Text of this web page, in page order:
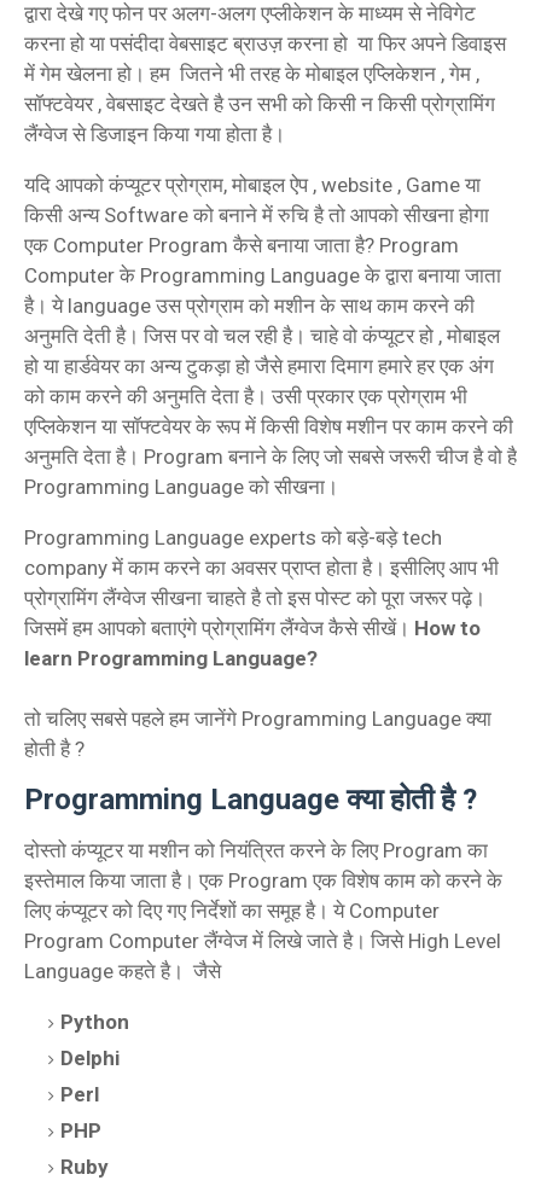
द्वारा देखे गए फोन पर अलग-अलग एप्लीकेशन के माध्यम से नेविगेट
करना हो या पसंदीदा वेबसाइट ब्राउज़ करना हो या फिर अपने डिवाइस
में गेम खेलना हो। हम जितने भी तरह के मोबाइल एप्लिकेशन , गेम ,
सॉफ्टवेयर , वेबसाइट देखते है उन सभी को किसी न किसी प्रोग्रामिंग
लैंग्वेज से डिजाइन किया गया होता है।
यदि आपको कंप्यूटर प्रोग्राम, मोबाइल ऐप , website , Game या
किसी अन्य Software को बनाने में रुचि है तो आपको सीखना होगा
एक Computer Program कैसे बनाया जाता है? Program
Computer के Programming Language के द्वारा बनाया जाता
है। ये language उस प्रोग्राम को मशीन के साथ काम करने की
अनुमति देती है। जिस पर वो चल रही है। चाहे वो कंप्यूटर हो , मोबाइल
हो या हार्डवेयर का अन्य टुकड़ा हो जैसे हमारा दिमाग हमारे हर एक अंग
को काम करने की अनुमति देता है। उसी प्रकार एक प्रोग्राम भी
एप्लिकेशन या सॉफ्टवेयर के रूप में किसी विशेष मशीन पर काम करने की
अनुमति देता है। Program बनाने के लिए जो सबसे जरूरी चीज है वो है
Programming Language को सीखना।
Programming Language experts को बड़े-बड़े tech
company में काम करने का अवसर प्राप्त होता है। इसीलिए आप भी
प्रोग्रामिंग लैंग्वेज सीखना चाहते है तो इस पोस्ट को पूरा जरूर पढ़े।
जिसमें हम आपको बताएंगे प्रोग्रामिंग लैंग्वेज कैसे सीखें। How to
learn Programming Language?
तो चलिए सबसे पहले हम जानेंगे Programming Language क्या
होती है ?
Programming Language क्या होती है ?
दोस्तो कंप्यूटर या मशीन को नियंत्रित करने के लिए Program का
इस्तेमाल किया जाता है। एक Program एक विशेष काम को करने के
लिए कंप्यूटर को दिए गए निर्देशों का समूह है। ये Computer
Program Computer लैंग्वेज में लिखे जाते है। जिसे High Level
Language कहते है। जैसे
Python
Delphi
Perl
PHP
Ruby